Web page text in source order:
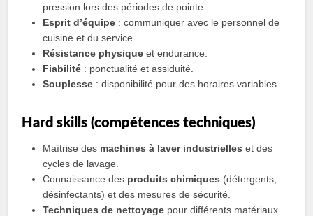
pression lors des périodes de pointe.
Esprit d’équipe : communiquer avec le personnel de
cuisine et du service.
Résistance physique et endurance.
Fiabilité : ponctualité et assiduité.
Souplesse : disponibilité pour des horaires variables.
Hard skills (compétences techniques)
Maîtrise des machines à laver industrielles et des
cycles de lavage.
Connaissance des produits chimiques (détergents,
désinfectants) et des mesures de sécurité.
Techniques de nettoyage pour différents matériaux